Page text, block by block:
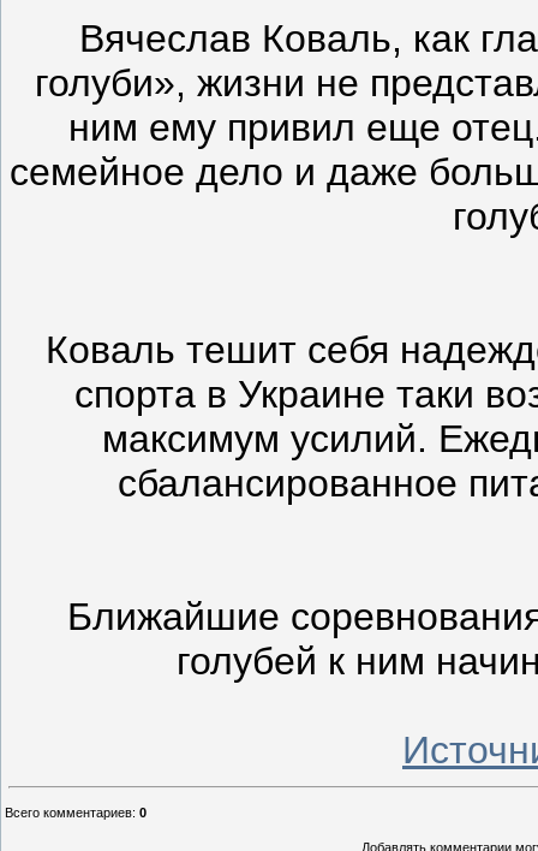
Вячеслав Коваль, как
голуби», жизни не
ним ему привил еще
семейное дело и даже
Коваль тешит себя
спорта в Украине таки
максимум усилий.
сбалансированное
Ближайшие
голубей к ним
Всего комментариев: 0
Добавлять комментарии